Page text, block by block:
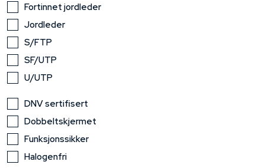
Fortinnet jordleder
Jordleder
S/FTP
SF/UTP
U/UTP
DNV sertifisert
Dobbeltskjermet
Funksjonssikker
Halogenfri